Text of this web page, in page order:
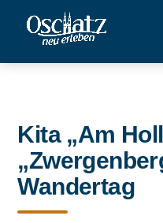
Kita „Am
Wandertag